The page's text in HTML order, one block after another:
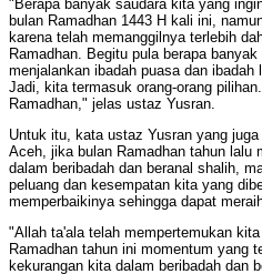
"Berapa banyak saudara kita yang
bulan Ramadhan 1443 H kali ini,
karena telah memanggilnya terlebih
Ramadhan. Begitu pula berapa
menjalankan ibadah puasa dan ibadah
Jadi, kita termasuk orang-orang
Ramadhan," jelas ustaz Yusran.
Untuk itu, kata ustaz Yusran yang
Aceh, jika bulan Ramadhan tahun lalu
dalam beribadah dan beranal shalih,
peluang dan kesempatan kita yang
memperbaikinya sehingga dapat
"Allah ta'ala telah mempertemukan
Ramadhan tahun ini momentum yang
kekurangan kita dalam beribadah dan